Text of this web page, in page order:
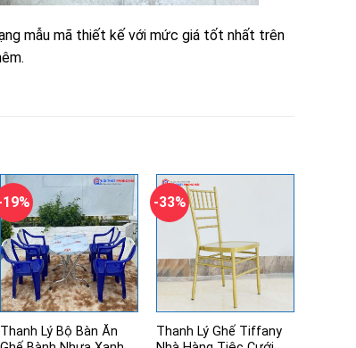
mẫu mã thiết kế với mức giá tốt nhất trên
19%
Thanh Lý Bộ Bàn Ăn
-33%
Thanh Lý Ghế Tiffany